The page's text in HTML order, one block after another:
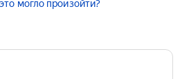
могло произойти?